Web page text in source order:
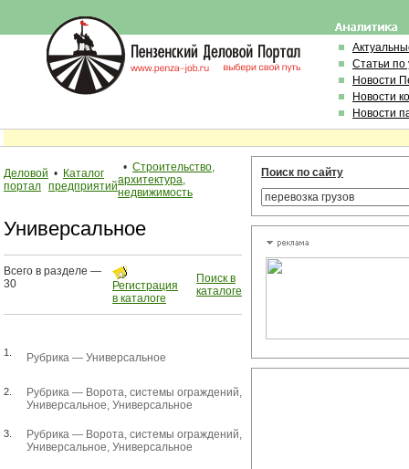
Статьи по
Новости
Новости
Новости
Деловой
портал
• Каталог
предприятий
• Строительство,
архитектура,
недвижимость
Универсальное
Всего в разделе —
30
Регистрация
в каталоге
Поиск в
каталоге
1. Рубрика — Универсальное
2. Рубрика — Ворота, системы ограждений,
Универсальное, Универсальное
3. Рубрика — Ворота, системы ограждений,
Универсальное, Универсальное
Поиск по сайту